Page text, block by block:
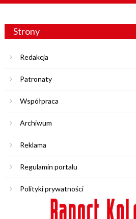
Strony
Redakcja
Patronaty
Współpraca
Archiwum
Reklama
Regulamin portalu
Polityki prywatności